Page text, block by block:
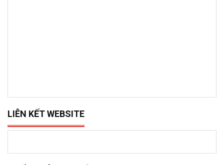
LIÊN KẾT WEBSITE